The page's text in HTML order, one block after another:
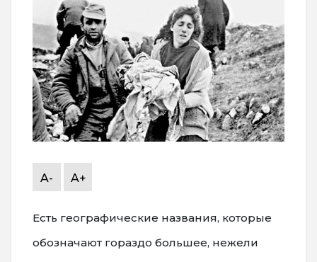
A- A+
Есть географические названия, которые
обозначают гораздо большее, нежели